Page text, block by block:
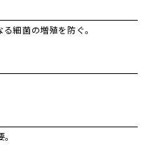
細菌の増殖を防ぐ。